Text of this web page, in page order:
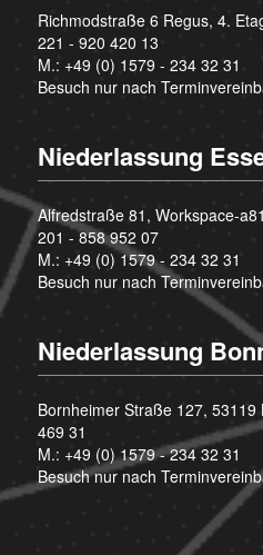
Richmodstraße 6 Regus, 4.
221 - 920 420 13
M.: +49 (0) 1579 - 234 32 31
Besuch nur nach
Niederlassung
Alfredstraße 81, Workspace-
201 - 858 952 07
M.: +49 (0) 1579 - 234 32 31
Besuch nur nach
Niederlassung
Bornheimer Straße 127, 53119
469 31
M.: +49 (0) 1579 - 234 32 31
Besuch nur nach